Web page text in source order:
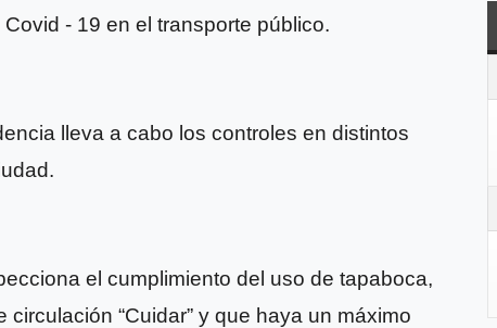
- 19 en el transporte público.
lleva a cabo los controles en distintos
el cumplimiento del uso de tapaboca,
“Cuidar” y que haya un máximo